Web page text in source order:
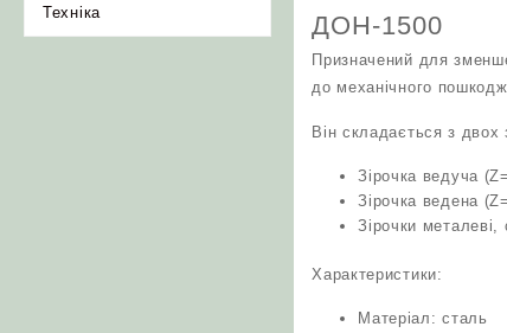
Техніка
ДОН-1500
Призначений для
до механічного
Він складається з двох
Зірочка ведуча
Зірочка ведена
Зірочки металеві,
Характеристики:
Матеріал: сталь